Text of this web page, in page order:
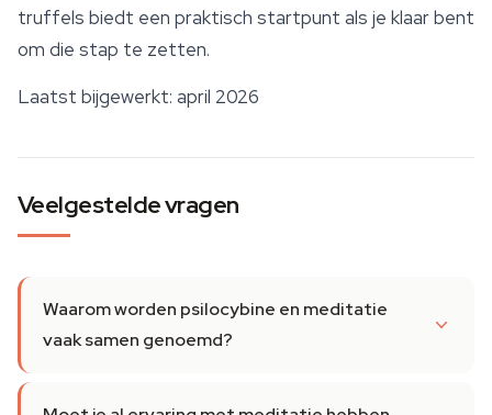
truffels biedt een praktisch startpunt als je klaar bent
om die stap te zetten.
Laatst bijgewerkt: april 2026
Veelgestelde vragen
Waarom worden psilocybine en meditatie
vaak samen genoemd?